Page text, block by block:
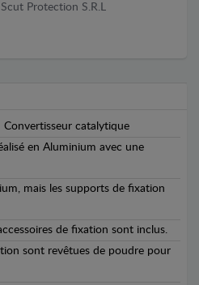
Scut Protection S.R.L
Convertisseur catalytique
en Aluminium avec une
mais les supports de fixation
de fixation sont inclus.
sont revêtues de poudre pour